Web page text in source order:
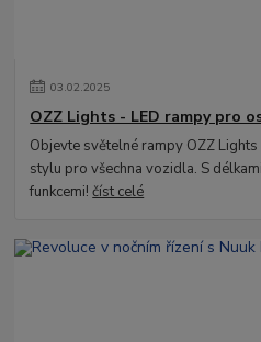
03.02.2025
OZZ Lights - LED rampy pro
Objevte světelné rampy OZZ
stylu pro všechna vozidla. S
funkcemi!číst celé